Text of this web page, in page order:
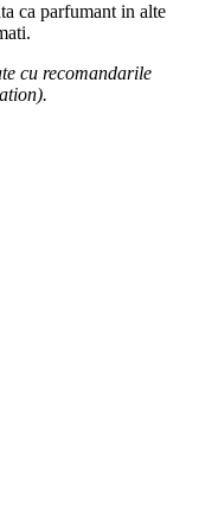
ca parfumant in alte
cu recomandarile